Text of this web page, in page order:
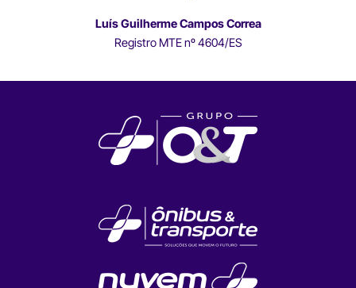
Luís Guilherme Campos Correa
Registro MTE nº 4604/ES